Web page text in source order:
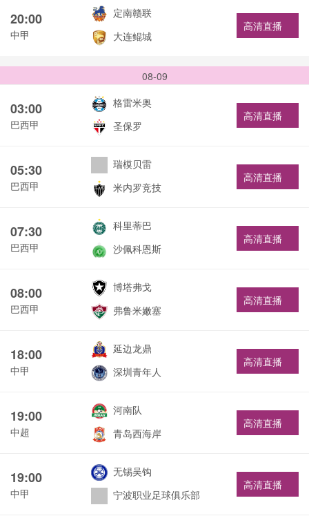
20:00
中甲
定南赣联
大连鲲城
高清直播
08-09
03:00
巴西甲
格雷米奥
圣保罗
高清直播
05:30
巴西甲
瑞模贝雷
米内罗竞技
高清直播
07:30
巴西甲
科里蒂巴
沙佩科恩斯
高清直播
08:00
巴西甲
博塔弗戈
弗鲁米嫩塞
高清直播
18:00
中甲
延边龙鼎
深圳青年人
高清直播
19:00
中超
河南队
青岛西海岸
高清直播
19:00
中甲
无锡吴钩
宁波职业足球俱乐部
高清直播